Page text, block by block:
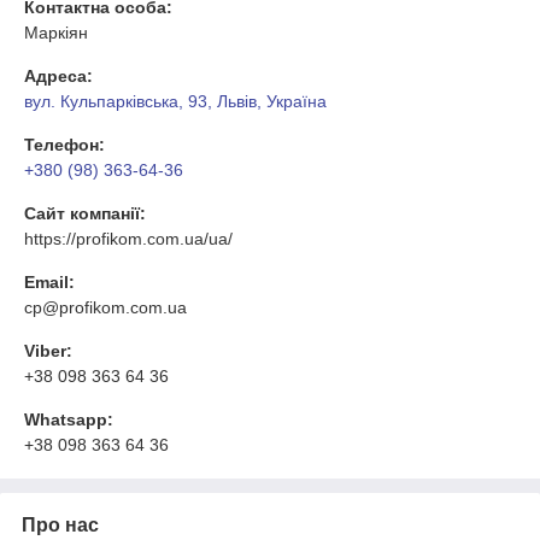
Контактна особа:
Маркіян
Адреса:
вул. Кульпарківська, 93, Львів, Україна
Телефон:
+380 (98) 363-64-36
Сайт компанії:
https://profikom.com.ua/ua/
Email:
cp@profikom.com.ua
Viber:
+38 098 363 64 36
Whatsapp:
+38 098 363 64 36
Про нас